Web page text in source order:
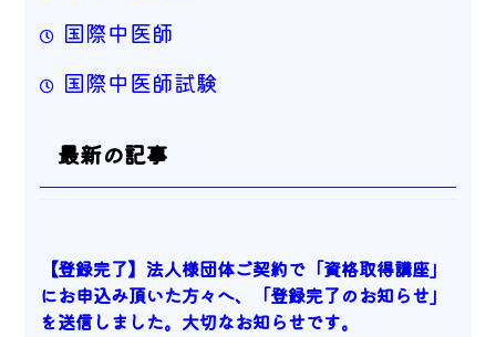
国際中医師
国際中医師試験
最新の記事
【登録完了】法人様団体ご契約で「資格取得講座」
にお申込み頂いた方々へ、「登録完了のお知らせ」
を送信しました。大切なお知らせです。